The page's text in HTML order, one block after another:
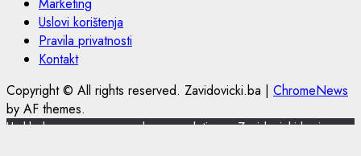
Uslovi korištenja
Pravila privatnosti
Kontakt
Copyright © All rights reserved. Zavidovicki.ba | ChromeNews
by AF themes.
U skladu s novom europskom regulativom, Zavidovicki.ba je